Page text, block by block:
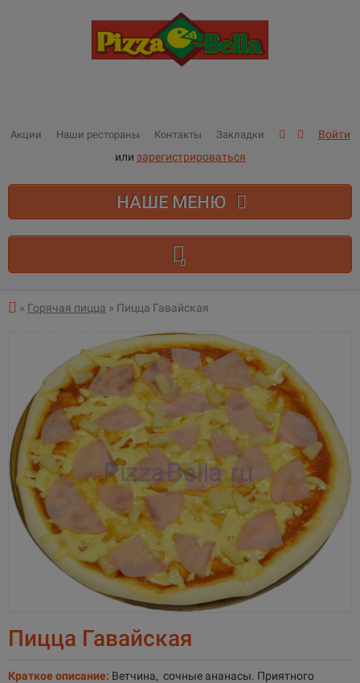
Акции Наши рестораны Контакты Закладки
Войти
или зарегистрироваться
НАШЕ МЕНЮ
0
» Горячая пицца » Пицца Гавайская
Пицца Гавайская
Краткое описание: Ветчина, сочные ананасы. Приятного